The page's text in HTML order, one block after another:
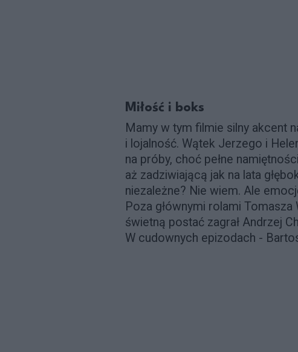
Miłość i boks
Mamy w tym filmie silny akcent
i lojalność. Wątek Jerzego i
na próby, choć pełne
aż zadziwiającą jak na lata
niezależne? Nie wiem. Ale
Poza głównymi rolami Tomasza
świetną postać zagrał Andrzej
W cudownych epizodach -